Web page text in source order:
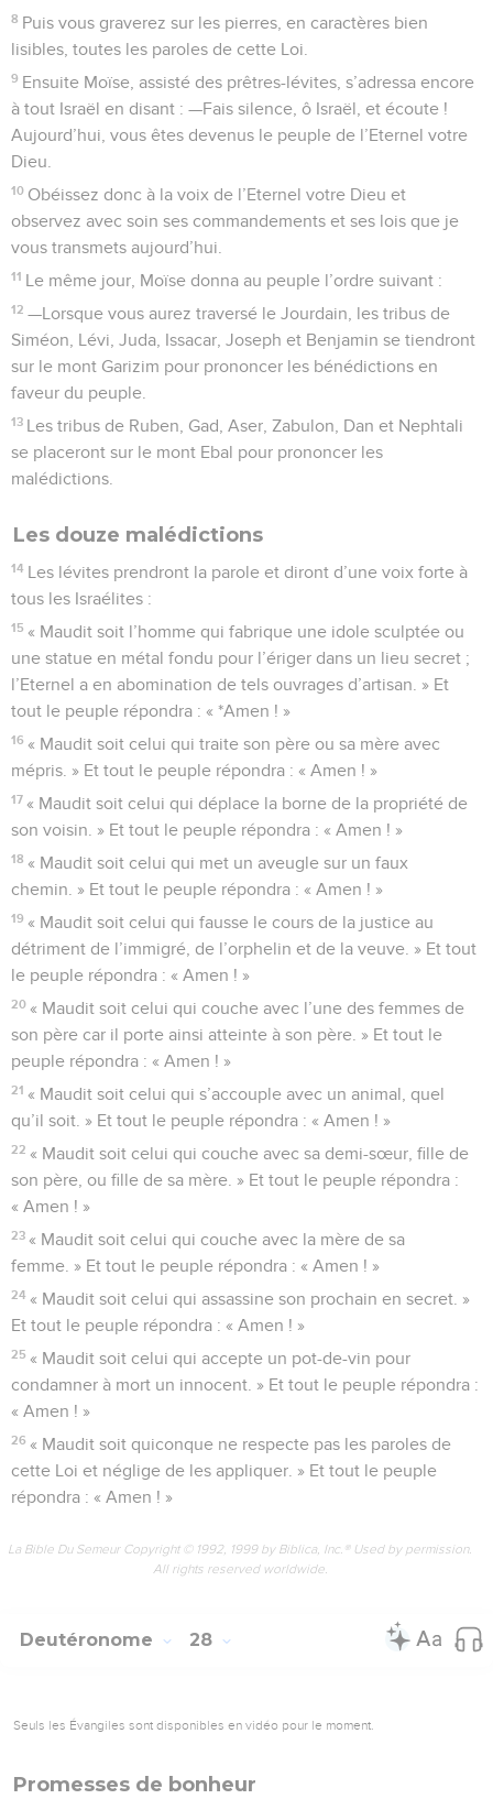
8 Puis vous graverez sur les pierres, en caractères bien
lisibles, toutes les paroles de cette Loi.
9 Ensuite Moïse, assisté des prêtres-lévites, s’adressa encore
à tout Israël en disant : —Fais silence, ô Israël, et écoute !
Aujourd’hui, vous êtes devenus le peuple de l’Eternel votre
Dieu.
10 Obéissez donc à la voix de l’Eternel votre Dieu et
observez avec soin ses commandements et ses lois que je
vous transmets aujourd’hui.
11 Le même jour, Moïse donna au peuple l’ordre suivant :
12 —Lorsque vous aurez traversé le Jourdain, les tribus de
Siméon, Lévi, Juda, Issacar, Joseph et Benjamin se tiendront
sur le mont Garizim pour prononcer les bénédictions en
faveur du peuple.
13 Les tribus de Ruben, Gad, Aser, Zabulon, Dan et Nephtali
se placeront sur le mont Ebal pour prononcer les
malédictions.
Les douze malédictions
14 Les lévites prendront la parole et diront d’une voix forte à
tous les Israélites :
15 « Maudit soit l’homme qui fabrique une idole sculptée ou
une statue en métal fondu pour l’ériger dans un lieu secret ;
l’Eternel a en abomination de tels ouvrages d’artisan. » Et
tout le peuple répondra : « *Amen ! »
16 « Maudit soit celui qui traite son père ou sa mère avec
mépris. » Et tout le peuple répondra : « Amen ! »
17 « Maudit soit celui qui déplace la borne de la propriété de
son voisin. » Et tout le peuple répondra : « Amen ! »
18 « Maudit soit celui qui met un aveugle sur un faux
chemin. » Et tout le peuple répondra : « Amen ! »
19 « Maudit soit celui qui fausse le cours de la justice au
détriment de l’immigré, de l’orphelin et de la veuve. » Et tout
le peuple répondra : « Amen ! »
20 « Maudit soit celui qui couche avec l’une des femmes de
son père car il porte ainsi atteinte à son père. » Et tout le
peuple répondra : « Amen ! »
21 « Maudit soit celui qui s’accouple avec un animal, quel
qu’il soit. » Et tout le peuple répondra : « Amen ! »
22 « Maudit soit celui qui couche avec sa demi-sœur, fille de
son père, ou fille de sa mère. » Et tout le peuple répondra :
« Amen ! »
23 « Maudit soit celui qui couche avec la mère de sa
femme. » Et tout le peuple répondra : « Amen ! »
24 « Maudit soit celui qui assassine son prochain en secret. »
Et tout le peuple répondra : « Amen ! »
25 « Maudit soit celui qui accepte un pot-de-vin pour
condamner à mort un innocent. » Et tout le peuple répondra :
« Amen ! »
26 « Maudit soit quiconque ne respecte pas les paroles de
cette Loi et néglige de les appliquer. » Et tout le peuple
répondra : « Amen ! »
La Bible Du Semeur Copyright © 1992, 1999 by Biblica, Inc.® Used by permission.
All rights reserved worldwide.
Deutéronome 28
Seuls les Évangiles sont disponibles en vidéo pour le moment.
Promesses de bonheur